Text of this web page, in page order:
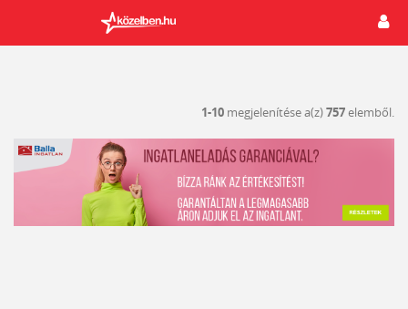
1-10 megjelenítése a(z)757elemből.